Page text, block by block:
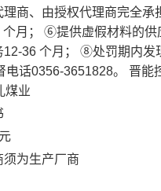
商、由授权代理商完全
个月； ⑥提供虚假材料的
36 个月； ⑧处罚期内
电话0356-3651828。 晋
煤业
为生产厂商